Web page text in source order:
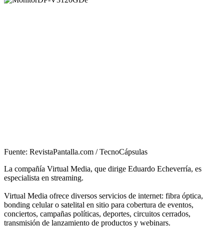
Fuente: RevistaPantalla.com / TecnoCápsulas
La compañía Virtual Media, que dirige Eduardo Echeverría, es
especialista en streaming.
Virtual Media ofrece diversos servicios de internet: fibra óptica,
bonding celular o satelital en sitio para cobertura de eventos,
conciertos, campañas políticas, deportes, circuitos cerrados,
transmisión de lanzamiento de productos y webinars.